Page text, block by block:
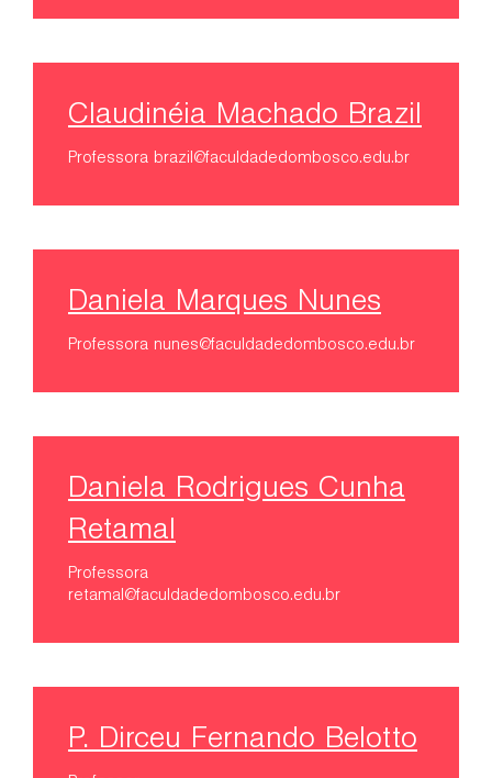
Claudinéia Machado Brazil
Professora brazil@faculdadedombosco.edu.br
Daniela Marques Nunes
Professora nunes@faculdadedombosco.edu.br
Daniela Rodrigues Cunha
Retamal
Professora
retamal@faculdadedombosco.edu.br
P. Dirceu Fernando Belotto